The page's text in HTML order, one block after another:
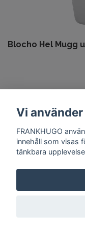
Blocho Hel Mugg
Vi
FRANKHUGO
innehåll som visas
tänkbara